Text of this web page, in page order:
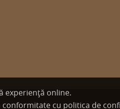
experiență online.
cu politica de